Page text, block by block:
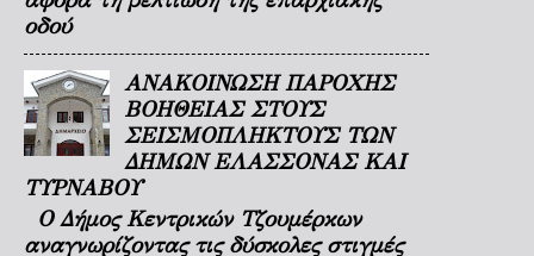
οδού
ΑΝΑΚΟΙΝΩΣΗ ΠΑΡΟΧΗΣ
ΒΟΗΘΕΙΑΣ ΣΤΟΥΣ
ΣΕΙΣΜΟΠΛΗΚΤΟΥΣ ΤΩΝ
ΔΗΜΩΝ ΕΛΑΣΣΟΝΑΣ ΚΑΙ
ΤΥΡΝΑΒΟΥ
Ο Δήμος Κεντρικών Τζουμέρκων
αναγνωρίζοντας τις δύσκολες στιγμές